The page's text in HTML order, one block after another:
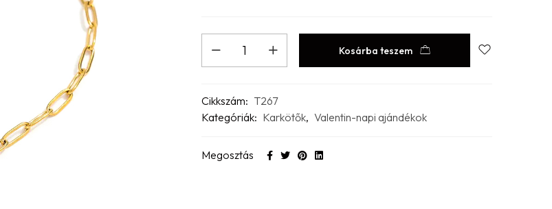
Kosárba teszem
Cikkszám: T267
Kategóriák: Karkötők, Valentin-napi ajándékok
Megosztás